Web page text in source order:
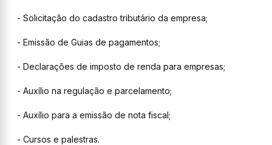
- Solicitação do cadastro tributário da empresa;
- Emissão de Guias de pagamentos;
- Declarações de imposto de renda para empresas;
- Auxílio na regulação e parcelamento;
- Auxílio para a emissão de nota fiscal;
- Cursos e palestras.